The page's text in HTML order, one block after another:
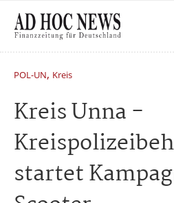
POL-UN, Kreis
Kreis Unna -
startet